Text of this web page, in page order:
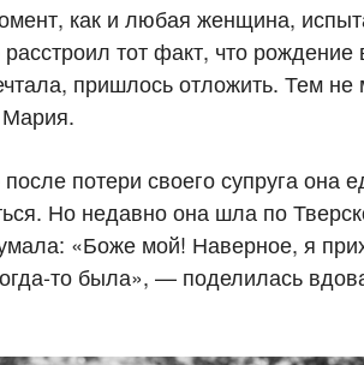
как и любая женщина,
тот факт, что рождение
пришлось отложить. Тем не
Мария.
потери своего супруга она
Но недавно она шла по
«Боже мой! Наверное, я
то была», — поделилась